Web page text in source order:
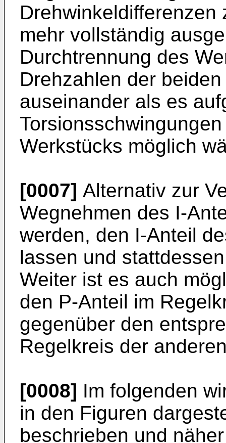
mehr vollständig
Durchtrennung des
Drehzahlen der
auseinander als es
Werkstücks möglich
[0007] Alternativ zur
Wegnehmen des I-
werden, den I-Anteil
lassen und
Weiter ist es auch
den P-Anteil im
gegenüber den
Regelkreis der
[0008] Im folgenden
in den Figuren
beschrieben und